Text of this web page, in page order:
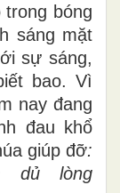
bóng
sáng mặt
sự sáng,
bao. Vì
nay đang
đau khổ
giúp đỡ:
dủ lòng